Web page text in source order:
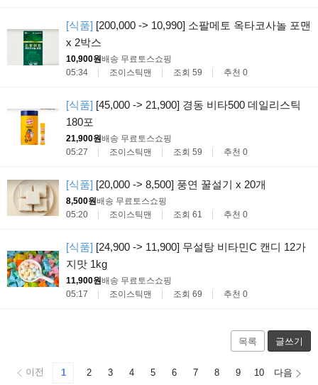
[식품] [200,000 -> 10,990] 소팔메토 옥타코사놀 포맨
x 2박스
10,900원배송 무료토스쇼핑
05:34
조이스틱맨 조회 59 추천 0
[식품] [45,000 -> 21,900] 경동 비타500 데일리스틱
180포
21,900원배송 무료토스쇼핑
05:27
조이스틱맨 조회 59 추천 0
[식품] [20,000 -> 8,500] 풍연 꿀설기 x 20개
8,500원배송 무료토스쇼핑
05:20
조이스틱맨 조회 61 추천 0
[식품] [24,900 -> 11,900] 무설탕 비타민C 캔디 12가
지맛 1kg
11,900원배송 무료토스쇼핑
05:17
조이스틱맨 조회 69 추천 0
목록 글쓰기
이전 1 2 3 4 5 6 7 8 9 10 다음